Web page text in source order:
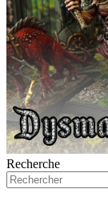
Recherche